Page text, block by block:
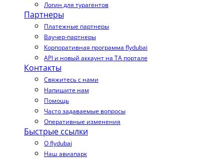
Логин для турагентов
Партнеры
Платежные партнеры
Ваучер-партнеры
Корпоративная программа flydubai
API и новый аккаунт на TA портале
Контакты
Свяжитесь с нами
Напишите нам
Помощь
Часто задаваемые вопросы
Оперативные изменения
Быстрые ссылки
О flydubai
Наш авиапарк